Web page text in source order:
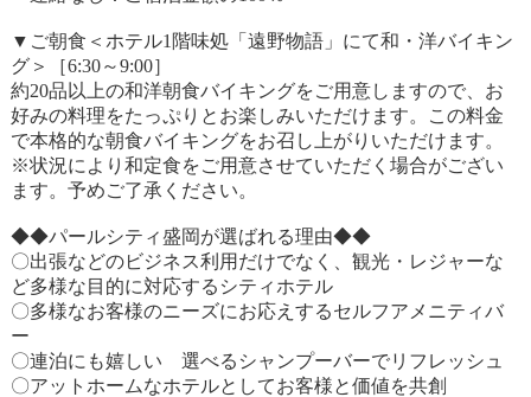
▼ご朝食＜ホテル1階味処「遠野物語」にて和・洋バイキン
グ＞［6:30～9:00］
約20品以上の和洋朝食バイキングをご用意しますので、お
好みの料理をたっぷりとお楽しみいただけます。この料金
で本格的な朝食バイキングをお召し上がりいただけます。
※状況により和定食をご用意させていただく場合がござい
ます。予めご了承ください。
◆◆パールシティ盛岡が選ばれる理由◆◆
〇出張などのビジネス利用だけでなく、観光・レジャーな
ど多様な目的に対応するシティホテル
〇多様なお客様のニーズにお応えするセルフアメニティバ
ー
〇連泊にも嬉しい 選べるシャンプーバーでリフレッシュ
〇アットホームなホテルとしてお客様と価値を共創